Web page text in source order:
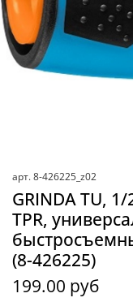
арт. 8-426225_z02
GRINDA TU,
TPR,
(8-426225)
199.00 руб